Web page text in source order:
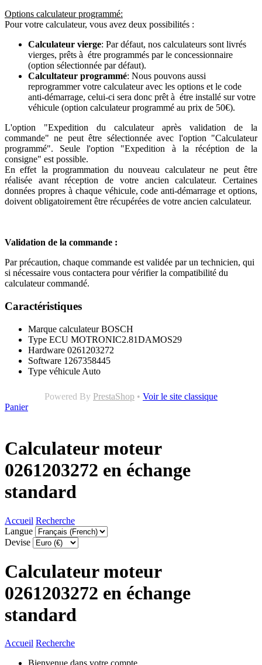
Options calculateur programmé:
Pour votre calculateur, vous avez deux possibilités :
Calculateur vierge: Par défaut, nos calculateurs sont livrés
vierges, prêts à étre programmés par le concessionnaire
(option sélectionnée par défaut).
Calcultateur programmé: Nous pouvons aussi
reprogrammer votre calculateur avec les options et le code
anti-démarrage, celui-ci sera donc prêt à étre installé sur votre
véhicule (option calculateur programmé au prix de 50€).
L'option "Expedition du calculateur après validation de la
commande" ne peut être sélectionnée avec l'option "Calculateur
programmé". Seule l'option "Expedition à la récéption de la
consigne" est possible.
En effet la programmation du nouveau calculateur ne peut être
réalisée avant réception de votre ancien calculateur. Certaines
données propres à chaque véhicule, code anti-démarrage et options,
doivent obligatoirement être récupérées de votre ancien calculateur.
Validation de la commande :
Par précaution, chaque commande est validée par un technicien, qui
si nécessaire vous contactera pour vérifier la compatibilité du
calculateur commandé.
Caractéristiques
Marque calculateur BOSCH
Type ECU MOTRONIC2.81DAMOS29
Hardware 0261203272
Software 1267358445
Type véhicule Auto
Powered By PrestaShop • Voir le site classique
Panier
Calculateur moteur
0261203272 en échange
standard
Accueil Recherche
Langue
Devise
Calculateur moteur
0261203272 en échange
standard
Accueil Recherche